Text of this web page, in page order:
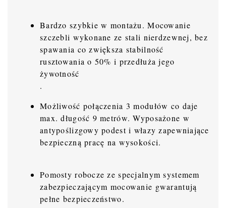
Bardzo szybkie w montażu. Mocowanie
szczebli wykonane ze stali nierdzewnej, bez
spawania co zwiększa stabilność
rusztowania o 50% i przedłuża jego
żywotność
.
Możliwość połączenia 3 modułów co daje
max. długość 9 metrów. Wyposażone w
antypoślizgowy podest i włazy zapewniające
bezpieczną pracę na wysokości.
Pomosty robocze ze specjalnym systemem
zabezpieczającym mocowanie gwarantują
pełne bezpieczeństwo.